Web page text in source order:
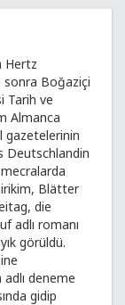
Hertz
sonra Boğaziçi
Tarih ve
Almanca
gazetelerinin
Deutschlandin
Blätter
die
adlı romanı
görüldü.
deneme
gidip